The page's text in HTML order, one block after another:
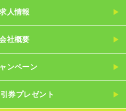
人情報
社概要
ンペーン
券プレゼント